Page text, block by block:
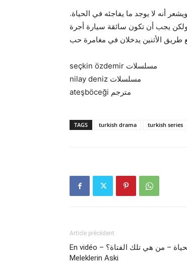
أنه لا يوجد ما يفاجئه في الحياة.
ولكن يجب أن تكون سائقة سيارة أجرة
seçkin özdemir مسلسلات
nilay deniz مسلسلات
ateşböceği مترجم
TAGS turkish drama turkish series
Article précédent
En vidéo – قبلة الحياة – من هي تلك الفتاة؟ |
Meleklerin Aski